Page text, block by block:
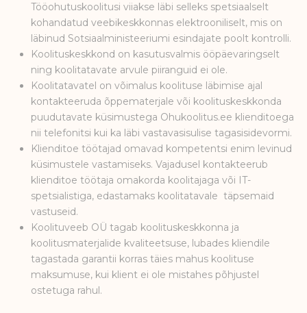
Tööohutuskoolitusi viiakse läbi selleks spetsiaalselt
kohandatud veebikeskkonnas elektrooniliselt, mis on
läbinud Sotsiaalministeeriumi esindajate poolt kontrolli.
Koolituskeskkond on kasutusvalmis ööpäevaringselt
ning koolitatavate arvule piiranguid ei ole.
Koolitatavatel on võimalus koolituse läbimise ajal
kontakteeruda õppematerjale või koolituskeskkonda
puudutavate küsimustega Ohukoolitus.ee klienditoega
nii telefonitsi kui ka läbi vastavasisulise tagasisidevormi.
Klienditoe töötajad omavad kompetentsi enim levinud
küsimustele vastamiseks. Vajadusel kontakteerub
klienditoe töötaja omakorda koolitajaga või IT-
spetsialistiga, edastamaks koolitatavale täpsemaid
vastuseid.
Koolituveeb OÜ tagab koolituskeskkonna ja
koolitusmaterjalide kvaliteetsuse, lubades kliendile
tagastada garantii korras täies mahus koolituse
maksumuse, kui klient ei ole mistahes põhjustel
ostetuga rahul.